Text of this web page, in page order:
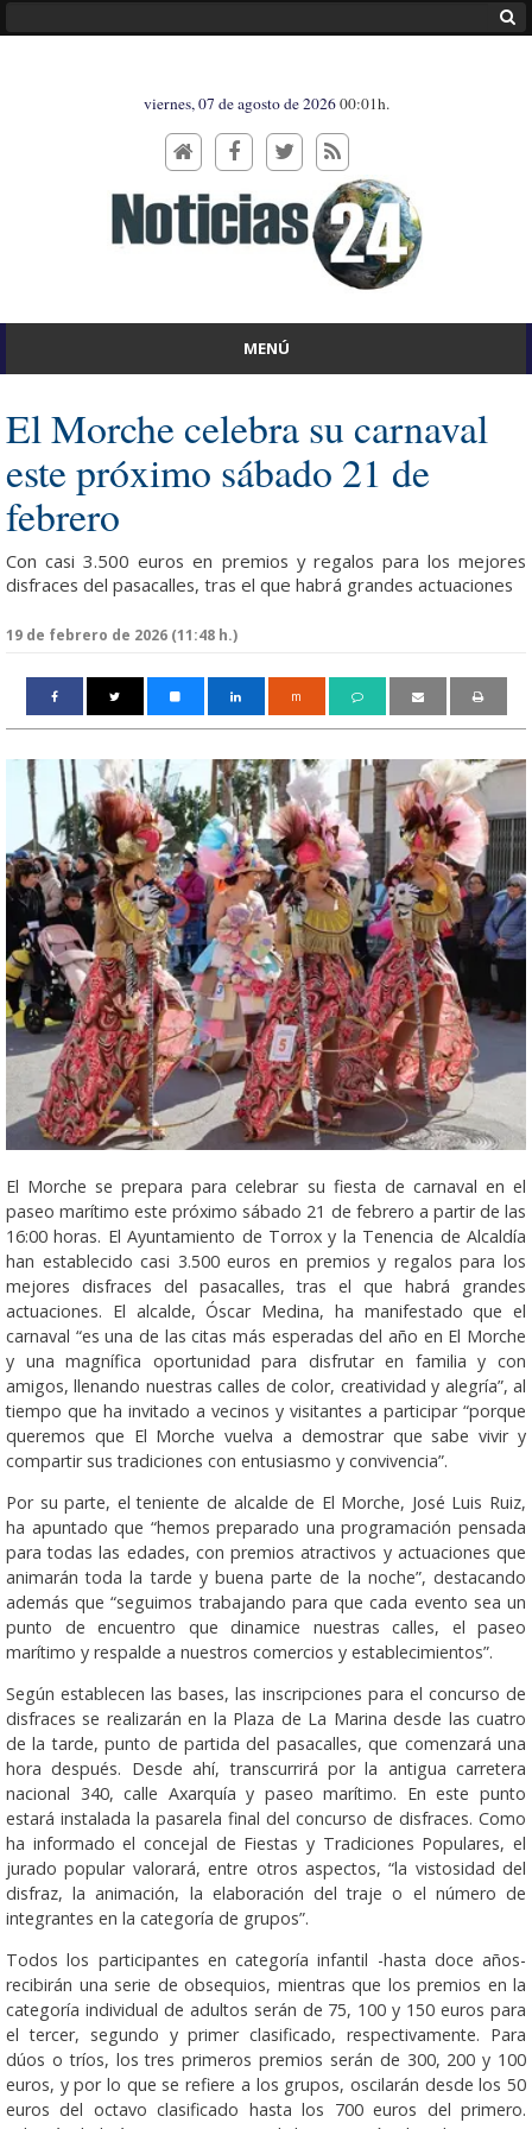
viernes, 07 de agosto de 202600:01h.
MENÚ
El Morche celebra su carnaval
este próximo sábado 21 de
febrero
Con casi 3.500 euros en premios y regalos para los mejores
disfraces del pasacalles, tras el que habrá grandes actuaciones
19 de febrero de 2026 (11:48 h.)
m
El Morche se prepara para celebrar su fiesta de carnaval en el
paseo marítimo este próximo sábado 21 de febrero a partir de las
16:00 horas. El Ayuntamiento de Torrox y la Tenencia de Alcaldía
han establecido casi 3.500 euros en premios y regalos para los
mejores disfraces del pasacalles, tras el que habrá grandes
actuaciones. El alcalde, Óscar Medina, ha manifestado que el
carnaval “es una de las citas más esperadas del año en El Morche
y una magnífica oportunidad para disfrutar en familia y con
amigos, llenando nuestras calles de color, creatividad y alegría”, al
tiempo que ha invitado a vecinos y visitantes a participar “porque
queremos que El Morche vuelva a demostrar que sabe vivir y
compartir sus tradiciones con entusiasmo y convivencia”.
Por su parte, el teniente de alcalde de El Morche, José Luis Ruiz,
ha apuntado que “hemos preparado una programación pensada
para todas las edades, con premios atractivos y actuaciones que
animarán toda la tarde y buena parte de la noche”, destacando
además que “seguimos trabajando para que cada evento sea un
punto de encuentro que dinamice nuestras calles, el paseo
marítimo y respalde a nuestros comercios y establecimientos”.
Según establecen las bases, las inscripciones para el concurso de
disfraces se realizarán en la Plaza de La Marina desde las cuatro
de la tarde, punto de partida del pasacalles, que comenzará una
hora después. Desde ahí, transcurrirá por la antigua carretera
nacional 340, calle Axarquía y paseo marítimo. En este punto
estará instalada la pasarela final del concurso de disfraces. Como
ha informado el concejal de Fiestas y Tradiciones Populares, el
jurado popular valorará, entre otros aspectos, “la vistosidad del
disfraz, la animación, la elaboración del traje o el número de
integrantes en la categoría de grupos”.
Todos los participantes en categoría infantil -hasta doce años-
recibirán una serie de obsequios, mientras que los premios en la
categoría individual de adultos serán de 75, 100 y 150 euros para
el tercer, segundo y primer clasificado, respectivamente. Para
dúos o tríos, los tres primeros premios serán de 300, 200 y 100
euros, y por lo que se refiere a los grupos, oscilarán desde los 50
euros del octavo clasificado hasta los 700 euros del primero.